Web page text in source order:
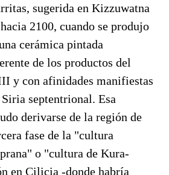
sugerida en Kizzuwatna
2100, cuando se produjo
cerámica pintada
de los productos del
y con afinidades manifiestas
septentrional. Esa
derivarse de la región de
fase de la "cultura
o "cultura de Kura-
en Cilicia -donde habría